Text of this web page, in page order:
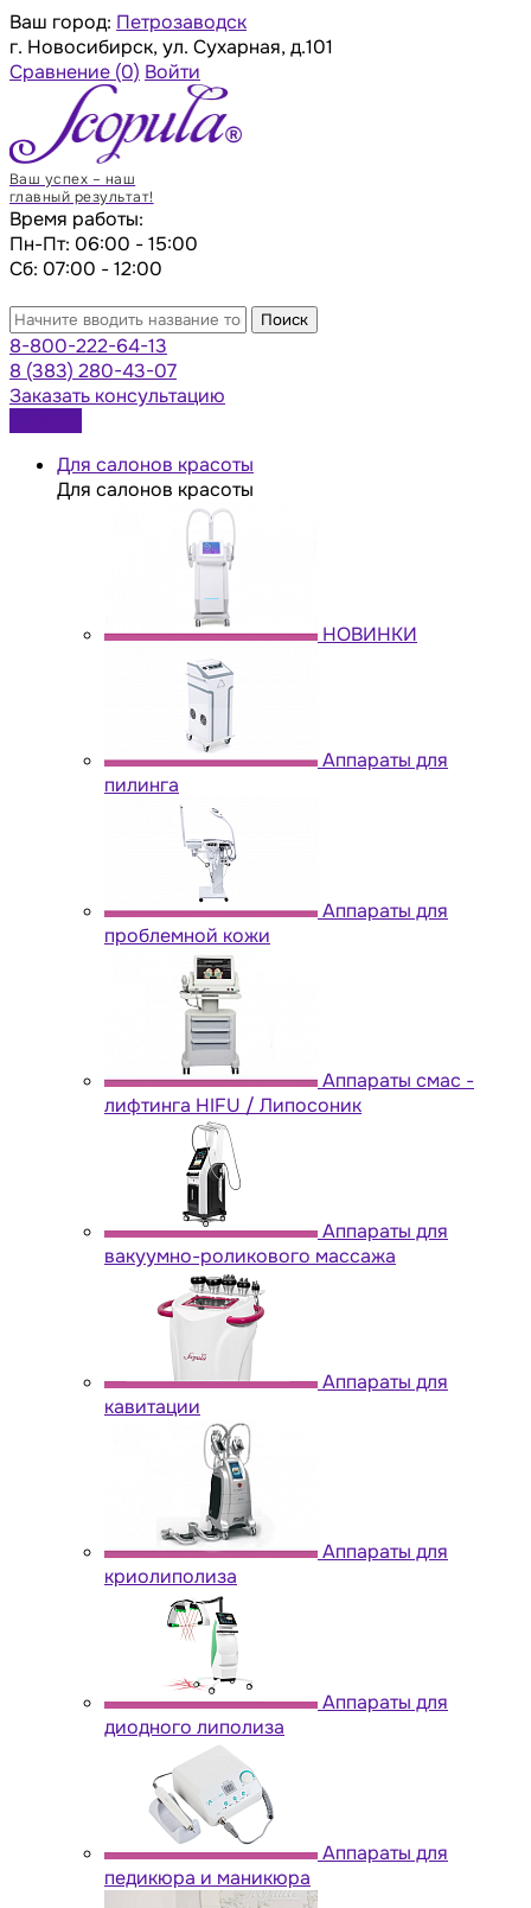
Ваш город: Петрозаводск
г. Новосибирск, ул. Сухарная, д.101
Сравнение (0) Войти
Ваш успех – наш
главный результат!
Время работы:
Пн-Пт: 06:00 - 15:00
Сб: 07:00 - 12:00
Поиск
8-800-222-64-13
8 (383) 280-43-07
Заказать консультацию
Для салонов красоты
Для салонов красоты
НОВИНКИ
Аппараты для
пилинга
Аппараты для
проблемной кожи
Аппараты cмас -
лифтинга HIFU / Липосоник
Аппараты для
вакуумно-роликового массажа
Аппараты для
кавитации
Аппараты для
криолиполиза
Аппараты для
диодного липолиза
Аппараты для
педикюра и маникюра